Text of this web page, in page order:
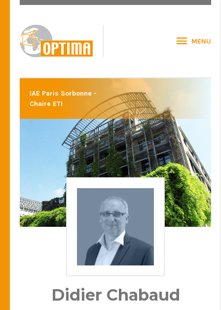
MENU
IAE Paris Sorbonne -
Chaire ETI
Didier Chabaud